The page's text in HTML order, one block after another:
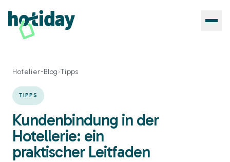
Hotelier-Blog ›Tipps
TIPPS
Kundenbindung in der
Hotellerie: ein
praktischer Leitfaden